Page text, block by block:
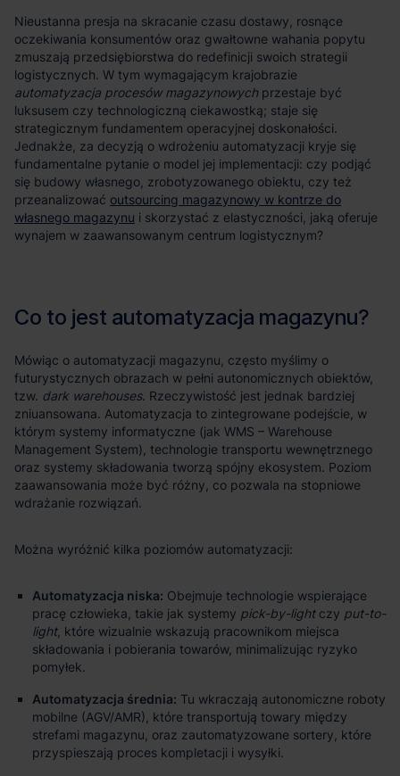
Nieustanna presja na skracanie czasu dostawy, rosnące
oczekiwania konsumentów oraz gwałtowne wahania popytu
zmuszają przedsiębiorstwa do redefinicji swoich strategii
logistycznych. W tym wymagającym krajobrazie
automatyzacja procesów magazynowychprzestaje być
luksusem czy technologiczną ciekawostką; staje się
strategicznym fundamentem operacyjnej doskonałości.
Jednakże, za decyzją o wdrożeniu automatyzacji kryje się
fundamentalne pytanie o model jej implementacji: czy podjąć
się budowy własnego, zrobotyzowanego obiektu, czy też
przeanalizować outsourcing magazynowy w kontrze do
własnego magazynu i skorzystać z elastyczności, jaką oferuje
wynajem w zaawansowanym centrum logistycznym?
Mówiąc o automatyzacji magazynu, często myślimy o
futurystycznych obrazach w pełni autonomicznych obiektów,
tzw. dark warehouses. Rzeczywistość jest jednak bardziej
zniuansowana. Automatyzacja to zintegrowane podejście, w
którym systemy informatyczne (jak WMS – Warehouse
Management System), technologie transportu wewnętrznego
oraz systemy składowania tworzą spójny ekosystem. Poziom
zaawansowania może być różny, co pozwala na stopniowe
wdrażanie rozwiązań.
Można wyróżnić kilka poziomów automatyzacji:
Automatyzacja niska: Obejmuje technologie wspierające
pracę człowieka, takie jak systemy pick-by-lightczy put-to-
light, które wizualnie wskazują pracownikom miejsca
składowania i pobierania towarów, minimalizując ryzyko
pomyłek.
Automatyzacja średnia: Tu wkraczają autonomiczne roboty
mobilne (AGV/AMR), które transportują towary między
strefami magazynu, oraz zautomatyzowane sortery, które
przyspieszają proces kompletacji i wysyłki.